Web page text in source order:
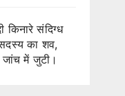
किनारे संदिग्ध
का शव,
में जुटी।